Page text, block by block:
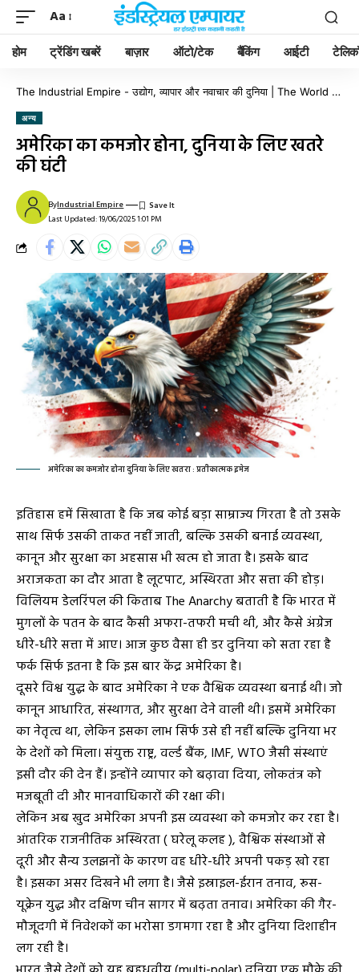
Aa
होम ट्रेंडिंग खबरें बाज़ार ऑटो/टेक बैंकिंग आईटी
The Industrial Empire - उद्योग, व्यापार और नवाचार की दुनिया | The World of Industry, Business & Innovation
अन्य
अमेरिका का कमजोर होना, दुनिया के लिए खतरे
की घंटी
Last Updated: 19/06/2025 1:01 PM
ByIndustrial Empire
अमेरिका का कमजोर होना दुनिया के लिए खतरा : प्रतीकात्मक इमेज
इतिहास हमें सिखाता है कि जब कोई बड़ा साम्राज्य गिरता है तो उसके
साथ सिर्फ उसकी ताकत नहीं जाती, बल्कि उसकी बनाई व्यवस्था,
कानून और सुरक्षा का अहसास भी खत्म हो जाता है। इसके बाद
अराजकता का दौर आता है लूटपाट, अस्थिरता और सत्ता की होड़।
विलियम डेलरिंपल की किताब The Anarchy बताती है कि भारत में
मुगलों के पतन के बाद कैसी अफरा-तफरी मची थी, और कैसे अंग्रेज
धीरे-धीरे सत्ता में आए। आज कुछ वैसा ही डर दुनिया को सता रहा है
फर्क सिर्फ इतना है कि इस बार केंद्र अमेरिका है।
दूसरे विश्व युद्ध के बाद अमेरिका ने एक वैश्विक व्यवस्था बनाई थी। जो
कानून आधारित, संस्थागत, और सुरक्षा देने वाली थी। इसमें अमेरिका
का नेतृत्व था, लेकिन इसका लाभ सिर्फ उसे ही नहीं बल्कि दुनिया भर
के देशों को मिला। संयुक्त राष्ट्र, वर्ल्ड बैंक, IMF, WTO जैसी संस्थाएं
इसी दौर की देन हैं। इन्होंने व्यापार को बढ़ावा दिया, लोकतंत्र को
मजबूती दी और मानवाधिकारों की रक्षा की।
लेकिन अब खुद अमेरिका अपनी इस व्यवस्था को कमजोर कर रहा है।
आंतरिक राजनीतिक अस्थिरता ( घरेलू कलह ), वैश्विक संस्थाओं से
दूरी और सैन्य उलझनों के कारण वह धीरे-धीरे अपनी पकड़ खो रहा
है। इसका असर दिखने भी लगा है। जैसे इस्राइल-ईरान तनाव, रूस-
यूक्रेन युद्ध और दक्षिण चीन सागर में बढ़ता तनाव। अमेरिका की गैर-
मौजूदगी में निवेशकों का भरोसा डगमगा रहा है और दुनिया दिशाहीन
लग रही है।